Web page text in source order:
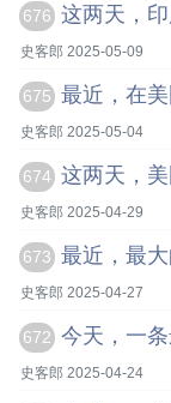
676 这两天，
史客郎 2025-05-09
675 最近，在
史客郎 2025-05-04
674 这两天，
史客郎 2025-04-29
673 最近，最
史客郎 2025-04-27
672 今天，一
史客郎 2025-04-24